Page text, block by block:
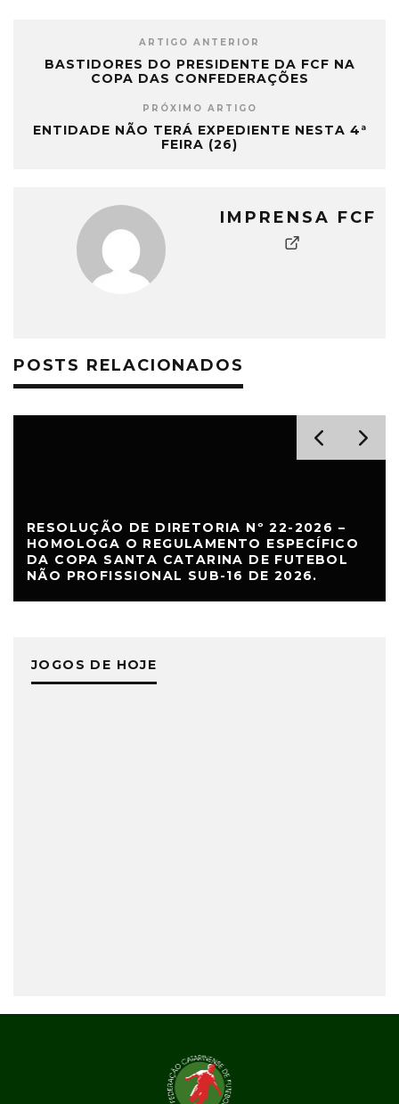
ARTIGO ANTERIOR
BASTIDORES DO PRESIDENTE DA FCF NA
COPA DAS CONFEDERAÇÕES
PRÓXIMO ARTIGO
ENTIDADE NÃO TERÁ EXPEDIENTE NESTA 4ª
FEIRA (26)
IMPRENSA FCF
POSTS RELACIONADOS
RESOLUÇÃO DE DIRETORIA Nº 22-2026 –
HOMOLOGA O REGULAMENTO ESPECÍFICO
DA COPA SANTA CATARINA DE FUTEBOL
NÃO PROFISSIONAL SUB-16 DE 2026.
JOGOS DE HOJE